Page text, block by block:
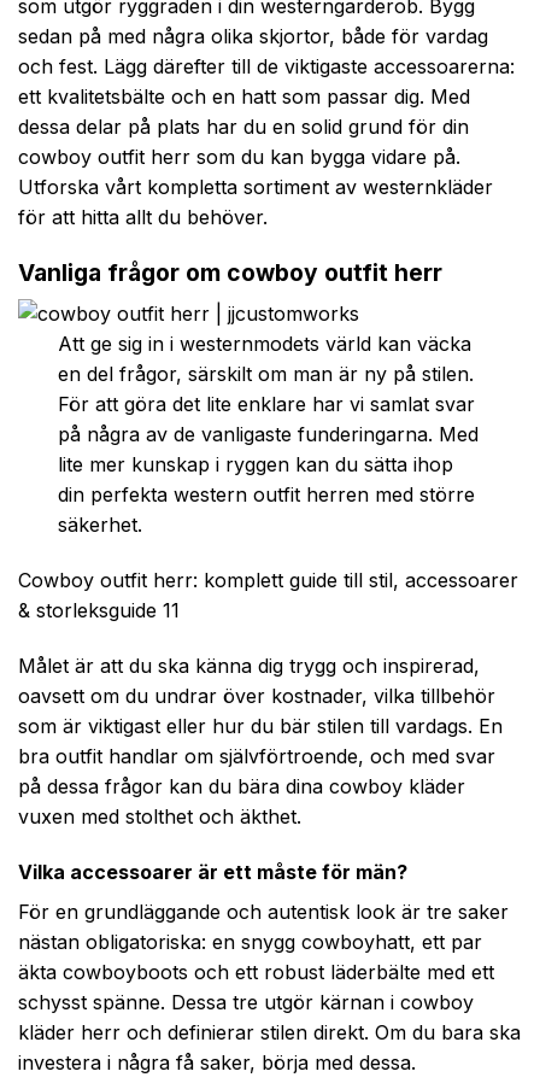
som utgör ryggraden i din westerngarderob. Bygg
sedan på med några olika skjortor, både för vardag
och fest. Lägg därefter till de viktigaste accessoarerna:
ett kvalitetsbälte och en hatt som passar dig. Med
dessa delar på plats har du en solid grund för din
cowboy outfit herr som du kan bygga vidare på.
Utforska vårt kompletta sortiment av westernkläder
för att hitta allt du behöver.
Vanliga frågor om cowboy outfit herr
Att ge sig in i westernmodets värld kan väcka
en del frågor, särskilt om man är ny på stilen.
För att göra det lite enklare har vi samlat svar
på några av de vanligaste funderingarna. Med
lite mer kunskap i ryggen kan du sätta ihop
din perfekta western outfit herren med större
säkerhet.
Cowboy outfit herr: komplett guide till stil, accessoarer
& storleksguide 11
Målet är att du ska känna dig trygg och inspirerad,
oavsett om du undrar över kostnader, vilka tillbehör
som är viktigast eller hur du bär stilen till vardags. En
bra outfit handlar om självförtroende, och med svar
på dessa frågor kan du bära dina cowboy kläder
vuxen med stolthet och äkthet.
Vilka accessoarer är ett måste för män?
För en grundläggande och autentisk look är tre saker
nästan obligatoriska: en snygg cowboyhatt, ett par
äkta cowboyboots och ett robust läderbälte med ett
schysst spänne. Dessa tre utgör kärnan i cowboy
kläder herr och definierar stilen direkt. Om du bara ska
investera i några få saker, börja med dessa.